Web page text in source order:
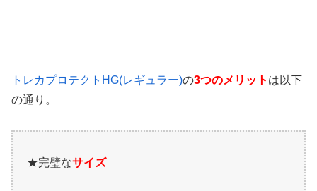
トレカプロテクトHG(レギュラー)の3つのメリット は以下
の通り。
★完璧なサイズ